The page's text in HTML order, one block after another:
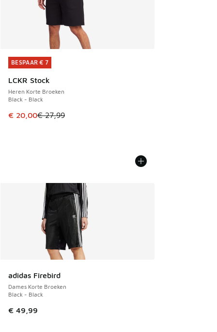
BESPAAR € 7
LCKR Stock
Heren Korte Broeken
Black - Black
Dit artikel is in de uitverkoop. Dit artikel is in de
€ 20,00€ 27,99
BESPAAR € 7
adidas Firebird
Dames Korte Broeken
Black - Black
€ 49,99